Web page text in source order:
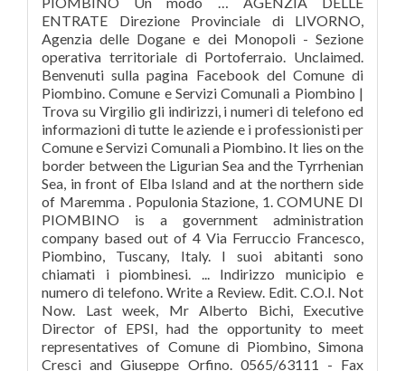
ENTRATE Direzione Provinciale di LIVORNO,
Agenzia delle Dogane e dei Monopoli - Sezione
operativa territoriale di Portoferraio. Unclaimed.
Benvenuti sulla pagina Facebook del Comune di
Piombino. Comune e Servizi Comunali a Piombino |
Trova su Virgilio gli indirizzi, i numeri di telefono ed
informazioni di tutte le aziende e i professionisti per
Comune e Servizi Comunali a Piombino. It lies on the
border between the Ligurian Sea and the Tyrrhenian
Sea, in front of Elba Island and at the northern side
of Maremma . Populonia Stazione, 1. COMUNE DI
PIOMBINO is a government administration
company based out of 4 Via Ferruccio Francesco,
Piombino, Tuscany, Italy. I suoi abitanti sono
chiamati i piombinesi. ... Indirizzo municipio e
numero di telefono. Write a Review. Edit. C.O.I. Not
Now. Last week, Mr Alberto Bichi, Executive
Director of EPSI, had the opportunity to meet
representatives of Comune di Piombino, Simona
Cresci and Giuseppe Orfino. 0565/63111 - Fax